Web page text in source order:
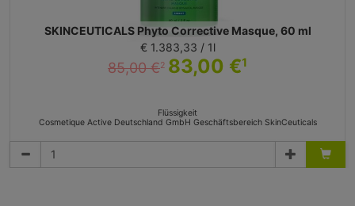
SKINCEUTICALS Phyto Corrective Masque, 60 ml
€ 1.383,33 / 1l
85,00 €2 83,00 €1
Flüssigkeit
Cosmetique Active Deutschland GmbH Geschäftsbereich SkinCeuticals